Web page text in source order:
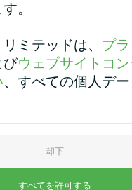
。
ミテッドは、 プ
びウェブサイトコン
、すべての個人デ
却下
すべてを許可する